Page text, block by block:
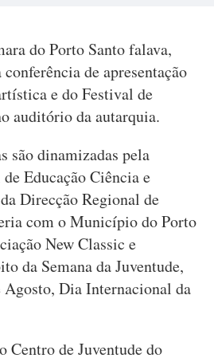
do Porto Santo falava,
de apresentação
e do Festival de
auditório da autarquia.
são dinamizadas pela
Educação Ciência e
Direcção Regional de
com o Município do Porto
New Classic e
da Semana da Juventude,
Agosto, Dia Internacional da
Centro de Juventude do